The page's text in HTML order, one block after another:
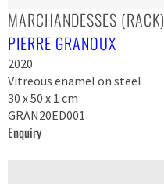
MARCHANDESSES (RACK)
PIERRE GRANOUX
2020
Vitreous enamel on steel
30 x 50 x 1 cm
GRAN20ED001
Enquiry